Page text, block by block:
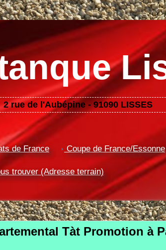
2 rue de l'Aubépine - 91090 LISSES
de France Coupe de France/Essonne
trouver (Adresse terrain)
Tàt Promotion à